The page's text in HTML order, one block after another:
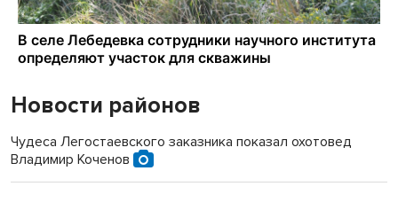
Новости районов
Чудеса Легостаевского заказника показал охотовед
Владимир Коченов